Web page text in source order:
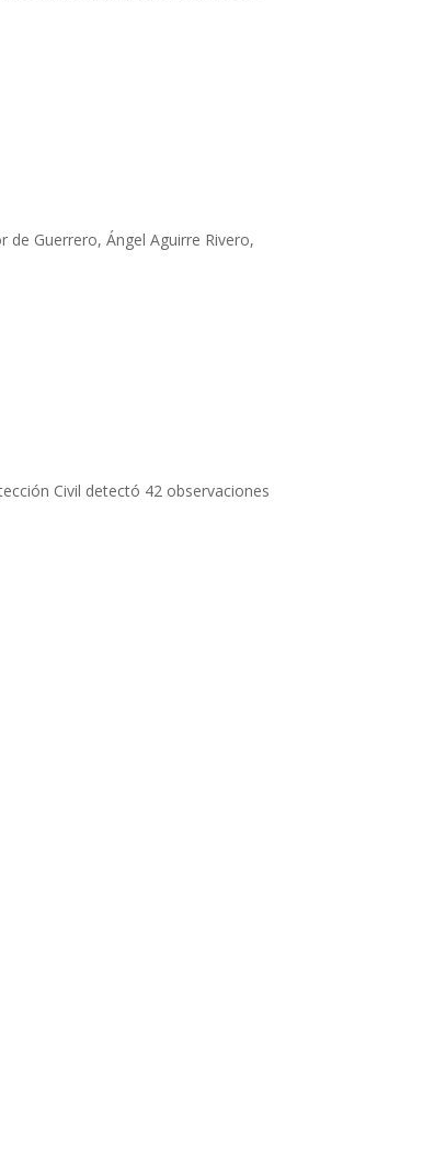
de Guerrero, Ángel Aguirre Rivero,
Civil detectó 42 observaciones